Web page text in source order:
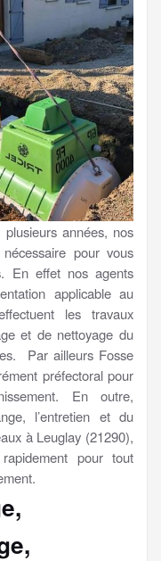
années, nos
pour vous
En effet nos agents
applicable au
les travaux
et de nettoyage du
Par ailleurs Fosse
préfectoral pour
En outre,
l’entretien et du
à Leuglay (21290),
pour tout